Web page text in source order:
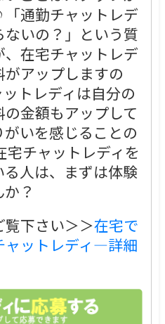
通勤チャットレデ
いの？」という質
在宅チャットレデ
アップしますの
トレディは自分の
金額もアップして
いを感じることの
チャットレディを
人は、まずは体験
？
下さい＞＞在宅で
ャットレディ―詳細